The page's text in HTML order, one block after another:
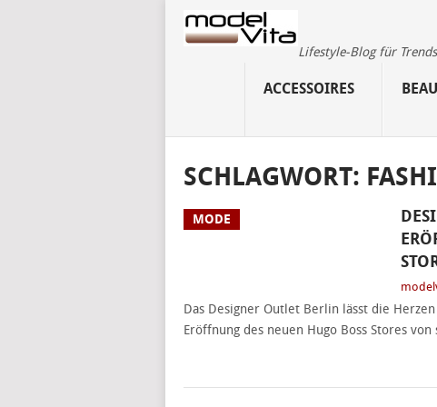
Lifestyle-Blog für
ACCESSOIRES
SCHLAGWORT:
MODE
Das Designer Outlet Berlin lässt die
Eröffnung des neuen Hugo Boss Stores